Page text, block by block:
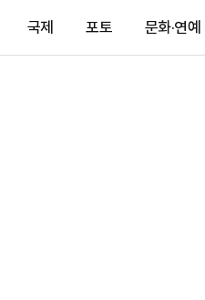
국제 포토 문화·연예